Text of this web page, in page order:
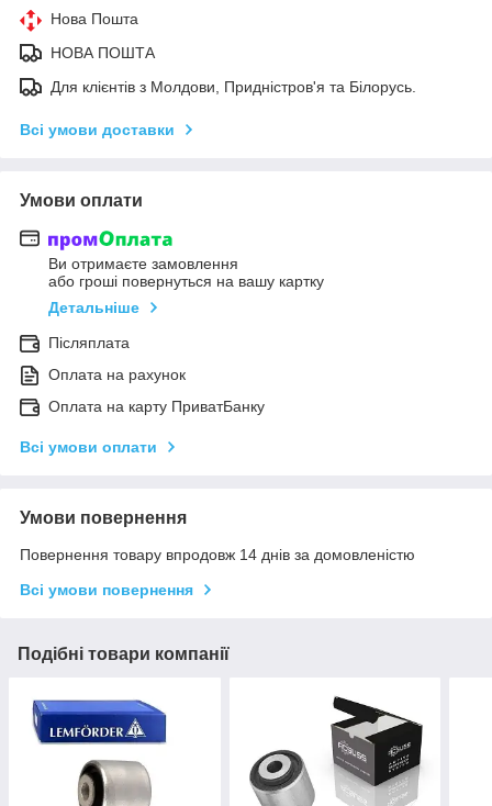
Нова Пошта
НОВА ПОШТА
Для клієнтів з Молдови, Придністров'я та Білорусь.
Всі умови доставки
Умови оплати
Ви отримаєте замовлення
або гроші повернуться на вашу картку
Детальніше
Післяплата
Оплата на рахунок
Оплата на карту ПриватБанку
Всі умови оплати
Умови повернення
Повернення товару впродовж 14 днів за домовленістю
Всі умови повернення
Подібні товари компанії